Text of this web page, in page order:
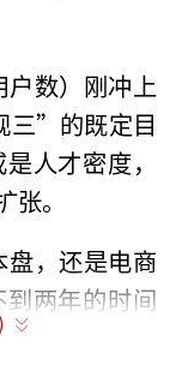
数）刚冲上
三”的既定目
人才密度，
。
，还是电商
两年的时间
最优解。内